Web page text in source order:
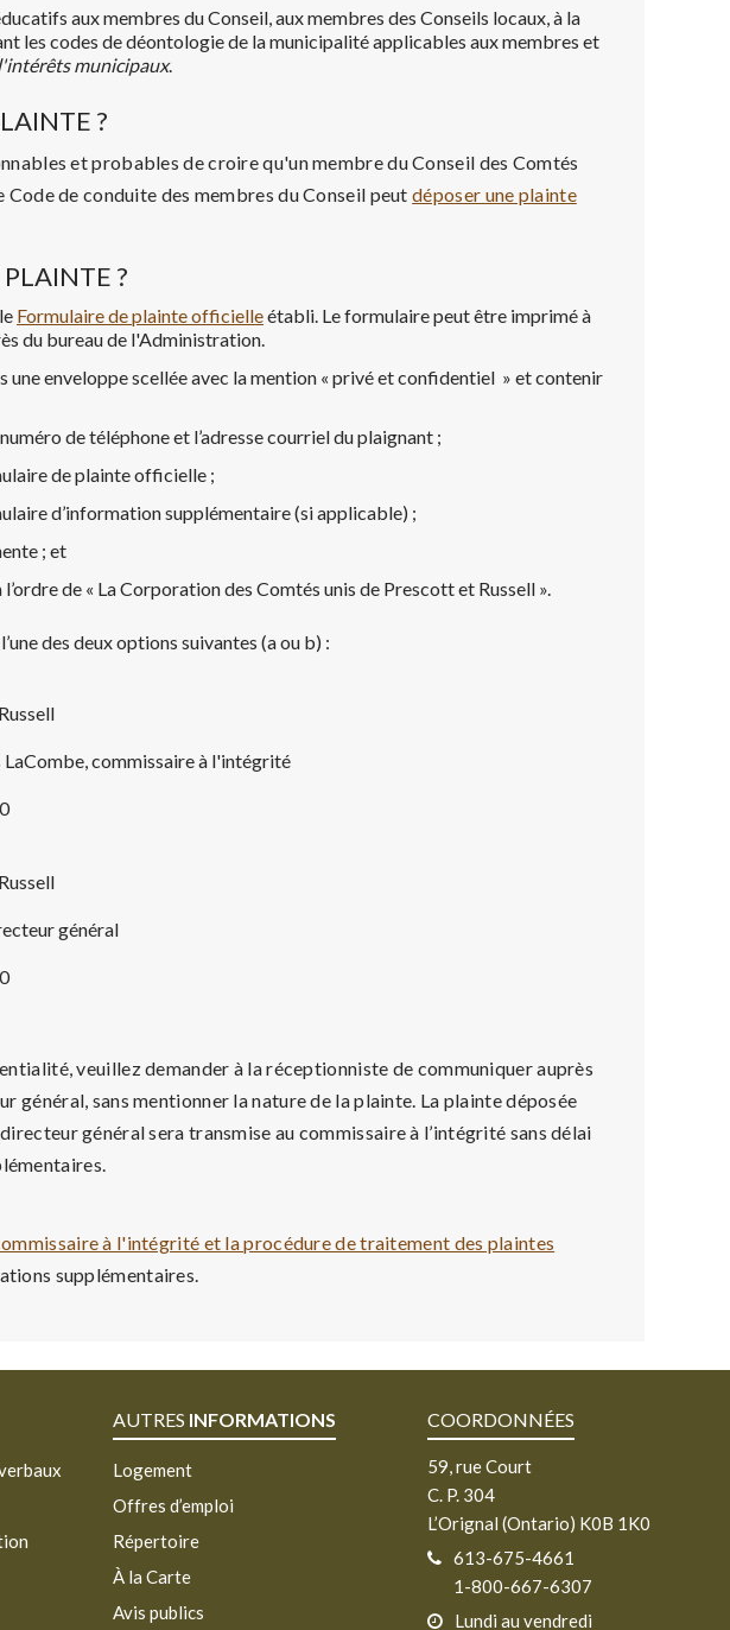
aux membres du Conseil, aux membres des Conseils locaux, à la
les codes de déontologie de la municipalité applicables aux membres et
municipaux.
?
et probables de croire qu'un membre du Conseil des Comtés
de conduite des membres du Conseil peutdéposer une plainte
?
Formulaire de plainte officielleétabli. Le formulaire peut être imprimé à
du bureau de l'Administration.
une enveloppe scellée avec la mention « privé et confidentiel » et contenir
de téléphone et l’adresse courriel du plaignant ;
de plainte officielle ;
d’information supplémentaire (si applicable) ;
; et
de « La Corporation des Comtés unis de Prescott et Russell ».
des deux options suivantes (a ou b) :
commissaire à l'intégrité
général
veuillez demander à la réceptionniste de communiquer auprès
général, sans mentionner la nature de la plainte. La plainte déposée
général sera transmise au commissaire à l’intégrité sans délai
à l'intégrité et la procédure de traitement des plaintes
supplémentaires.
AUTRES INFORMATIONS
Logement
Offres d’emploi
Répertoire
À la Carte
Avis publics
COORDONNÉES
59, rue Court
C. P. 304
L’Orignal (Ontario) K0B 1K0
613-675-4661
1-800-667-6307
Lundi au vendredi